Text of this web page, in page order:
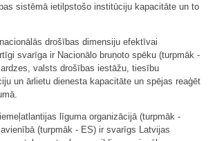
sistēmā ietilpstošo institūciju kapacitāte un to
drošības dimensiju efektīvai
svarīga ir Nacionālo bruņoto spēku (turpmāk -
valsts drošības iestāžu, tiesību
un ārlietu dienesta kapacitāte un spējas reaģēt
līguma organizācijā (turpmāk -
(turpmāk - ES) ir svarīgs Latvijas